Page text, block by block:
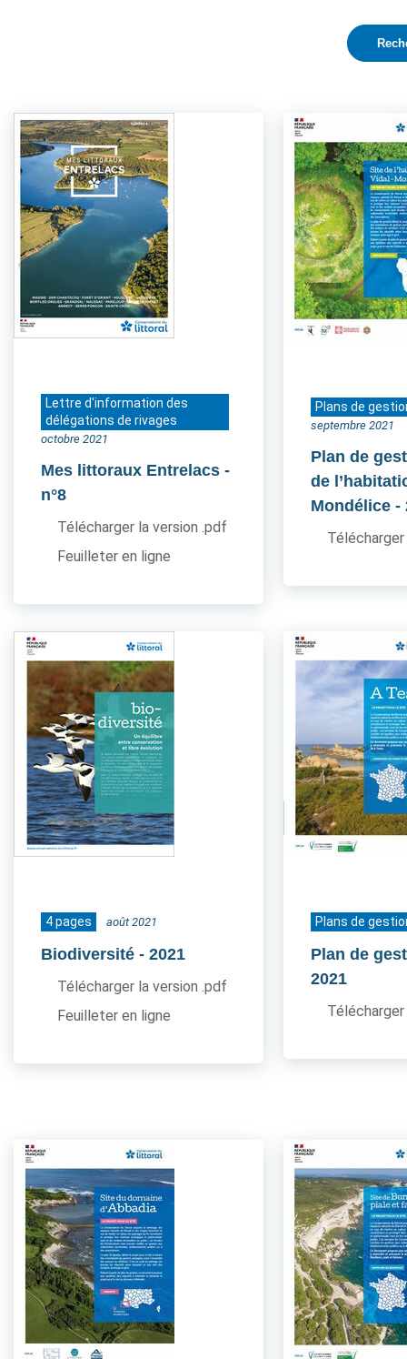
Lettre d'information des
délégations de rivages
octobre 2021
Mes littoraux Entrelacs -
n°8
Télécharger la version .pdf
Feuilleter en ligne
Plans de
septembre 2021
Plan de
de
Mondélice -
4 pages août 2021
Biodiversité - 2021
Télécharger la version .pdf
Feuilleter en ligne
Plans de
Plan de
2021